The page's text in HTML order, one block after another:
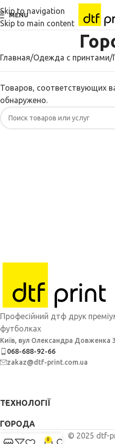
Skip to navigation
Skip to main content
MENU
Главная Одежда с принтами
Товаров, соответствующих
обнаружено.
Професійний дтф друк
футболках
Київ, вул Олександра Довженка 3
068-688-92-66
zakaz@dtf-print.com.ua
ТЕХНОЛОГІЇ
ГОРОДА
© 2025 dtf-
0